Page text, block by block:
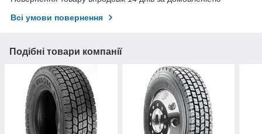
Всі умови повернення
Подібні товари компанії